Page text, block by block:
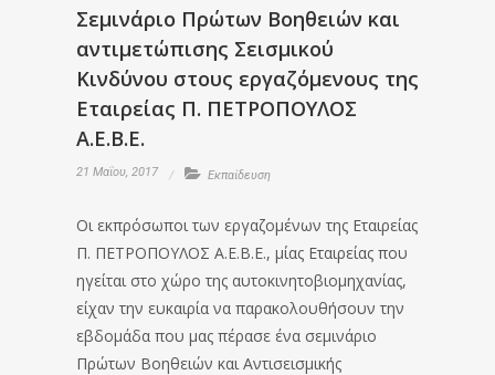
Σεμινάριο Πρώτων Βοηθειών και
αντιμετώπισης Σεισμικού
Κινδύνου στους εργαζόμενους της
Εταιρείας Π. ΠΕΤΡΟΠΟΥΛΟΣ
Α.Ε.Β.Ε.
21 Μαΐου, 2017 Εκπαίδευση
Οι εκπρόσωποι των εργαζομένων της Εταιρείας
Π. ΠΕΤΡΟΠΟΥΛΟΣ Α.Ε.Β.Ε., μίας Εταιρείας που
ηγείται στο χώρο της αυτοκινητοβιομηχανίας,
είχαν την ευκαιρία να παρακολουθήσουν την
εβδομάδα που μας πέρασε ένα σεμινάριο
Πρώτων Βοηθειών και Αντισεισμικής